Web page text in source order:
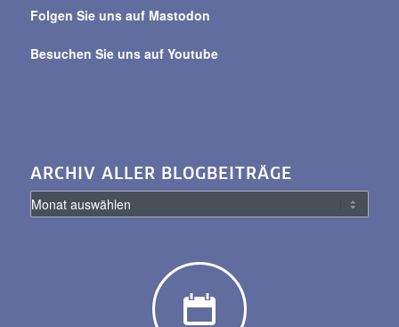
Folgen Sie uns auf Mastodon
Besuchen Sie uns auf Youtube
ARCHIV ALLER BLOGBEITRÄGE